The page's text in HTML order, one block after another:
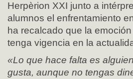
Herpèrion XXI junto a
alumnos el enfrentamiento
ha recalcado que la
tenga vigencia en la
«Lo que hace falta es
gusta, aunque no tengas